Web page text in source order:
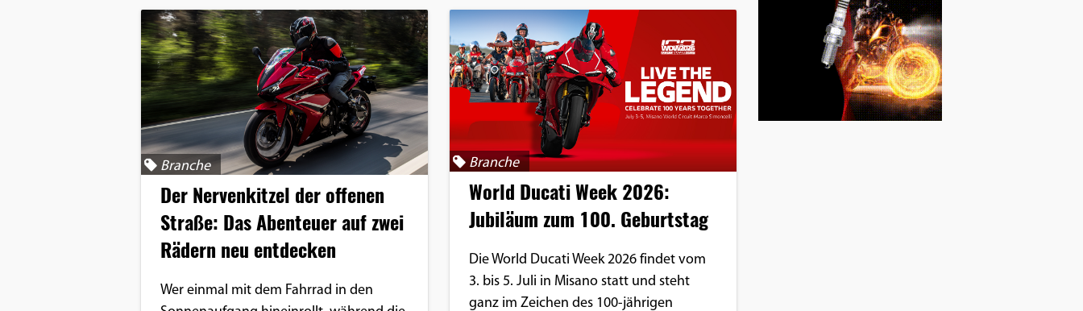
Branche
Der Nervenkitzel der offenen
Straße: Das Abenteuer auf zwei
Rädern neu entdecken
Wer einmal mit dem Fahrrad in den
Branche
World Ducati Week 2026:
Jubiläum zum 100. Geburtstag
Die World Ducati Week 2026 findet vom
3. bis 5. Juli in Misano statt und steht
ganz im Zeichen des 100-jährigen
Dieser Cookie speichert die
Einverständnis-Optionen des
EXTERNE MEDIEN
Social Media Plattformen anzeigen zu